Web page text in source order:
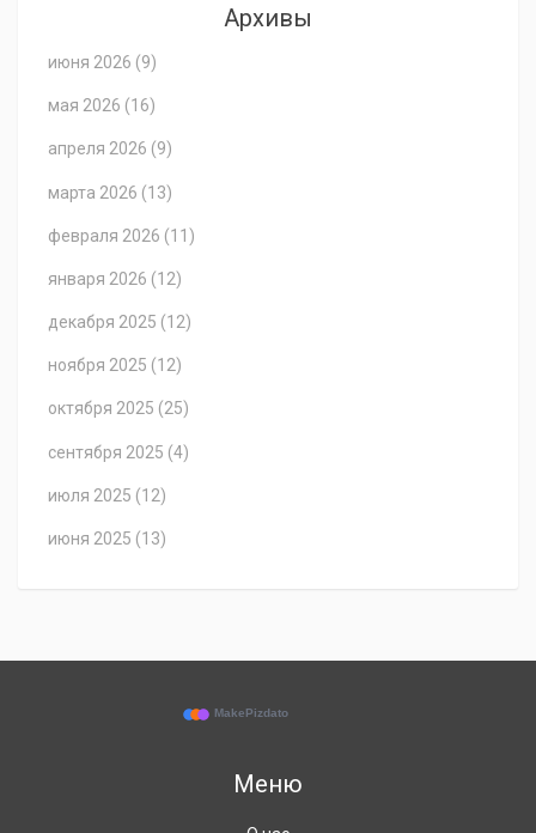
Архивы
июня 2026 (9)
мая 2026 (16)
апреля 2026 (9)
марта 2026 (13)
февраля 2026 (11)
января 2026 (12)
декабря 2025 (12)
ноября 2025 (12)
октября 2025 (25)
сентября 2025 (4)
июля 2025 (12)
июня 2025 (13)
Меню